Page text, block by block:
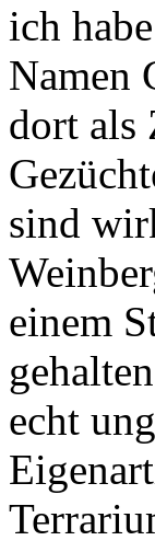
ich
Namen
dort als
sind
einem
echt